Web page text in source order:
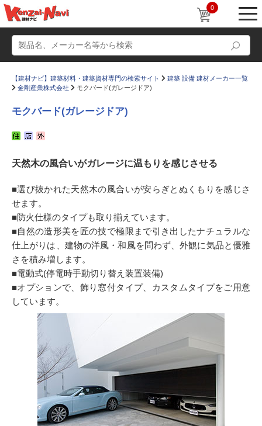
0
かたなび コラム
すまいリング 設計士インタビュー
Q＆A
お気に入り
【建材ナビ】建築材料・建築資材専門の検索サイト
建築 設備 建材メーカー一覧
金剛産業株式会社
モクバード(ガレージドア)
モクバード(ガレージドア)
天然木の風合いがガレージに温もりを感じさせる
■選び抜かれた天然木の風合いが安らぎとぬくもりを感じさ
せます。
■防火仕様のタイプも取り揃えています。
■自然の造形美を匠の技で極限まで引き出したナチュラルな
仕上がりは、建物の洋風・和風を問わず、外観に気品と優雅
さを積み増します。
■電動式(停電時手動切り替え装置装備)
■オプションで、飾り窓付タイプ、カスタムタイプをご用意
しています。